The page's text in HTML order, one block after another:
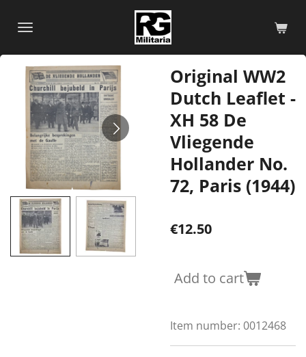
content
Original WW2
Dutch Leaflet -
XH 58 De
Vliegende
Hollander No.
72, Paris (1944)
€12.50
Add to cart
Item number: 0012468